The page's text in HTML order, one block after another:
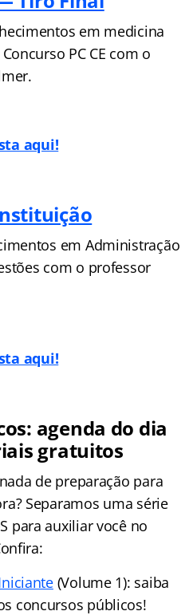
em medicina
PC CE com o
aqui!
em Administração
com o professor
aqui!
agenda do dia
gratuitos
de preparação para
Separamos uma série
para auxiliar você no
(Volume 1): saiba
concursos públicos!